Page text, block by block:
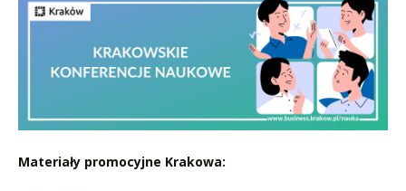
Materiały promocyjne Krakowa: